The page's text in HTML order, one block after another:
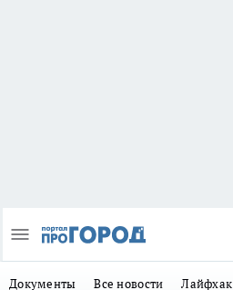
Документы Все новости Лайфхак